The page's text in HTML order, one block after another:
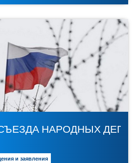
НАРОДНЫХ
и заявления